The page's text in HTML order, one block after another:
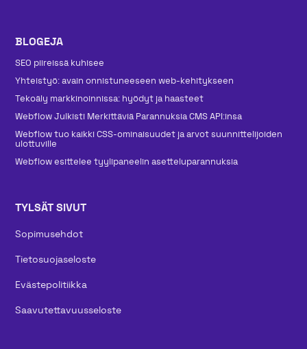
BLOGEJA
SEO piireissä kuhisee
Yhteistyö: avain onnistuneeseen web-kehitykseen
Tekoäly markkinoinnissa: hyödyt ja haasteet
Webflow Julkisti Merkittäviä Parannuksia CMS API:insa
Webflow tuo kaikki CSS-ominaisuudet ja arvot suunnittelijoiden
ulottuville
Webflow esittelee tyylipaneelin asetteluparannuksia
TYLSÄT SIVUT
Sopimusehdot
Tietosuojaseloste
Evästepolitiikka
Saavutettavuusseloste